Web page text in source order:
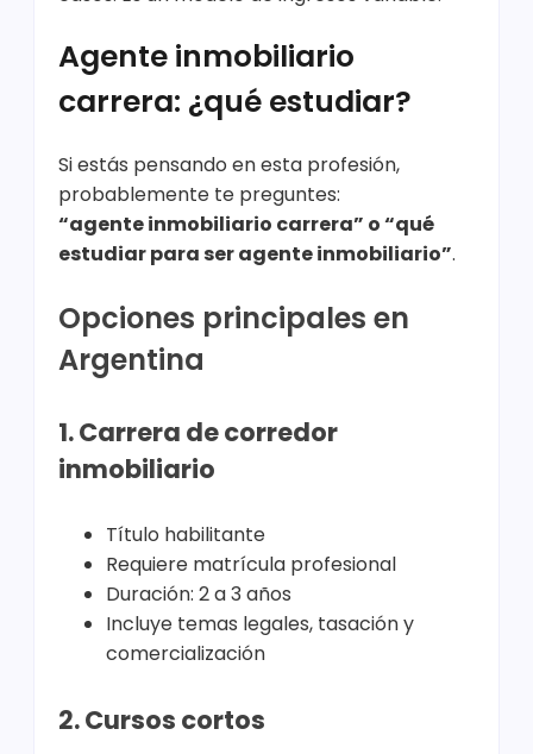
Agente inmobiliario
carrera: ¿qué estudiar?
Si estás pensando en esta profesión,
probablemente te preguntes:
“agente inmobiliario carrera” o “qué
estudiar para ser agente inmobiliario”.
Opciones principales en
Argentina
1. Carrera de corredor
inmobiliario
Título habilitante
Requiere matrícula profesional
Duración: 2 a 3 años
Incluye temas legales, tasación y
comercialización
2. Cursos cortos